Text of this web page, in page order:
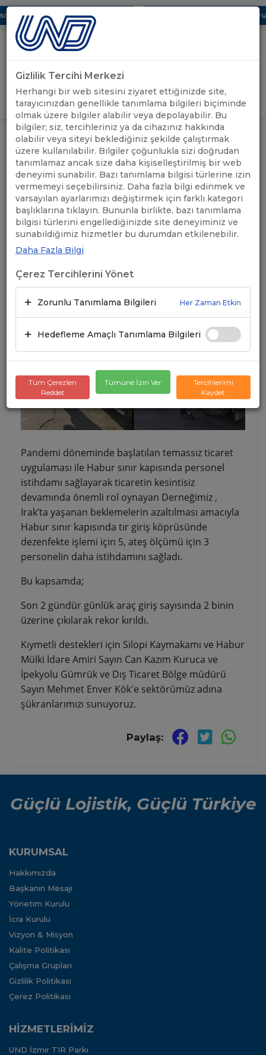
Dijital UBAK Bölümü Hakkında UND, Yunanistan Vize
Uluslararası Nakliyeciler Derneği
GİRİŞ YAP
ANASAYFA /
UND'DEN
HABERLER
/
DERNEĞİMİZ TARAFINDAN, HABUR
SINIR KAPISINDA YENİ PERSONEL
İSTİHDAMI SAĞLANDI
DERNEĞİMİZ TARAFINDAN,
HABUR SINIR KAPISINDA
YENİ PERSONEL İSTİHDAMI
SAĞLANDI
Pandemi döneminde başlatılan temassız ticaret
uygulaması ile Habur sınır kapısında personel
istihdamı sağlayarak ticaretin kesintisiz
devamında önemli rol oynayan Derneğimiz ,
Irak’ta yaşanan beklemelerin azaltılması amacıyla
Habur sınır kapısında tır giriş köprüsünde
dezenfekte işlemi için 5, ateş ölçümü için 3
personelin daha istihdamını sağladı.
Bu kapsamda;
Son 2 gündür günlük araç giriş sayısında 2 binin
üzerine çıkılarak rekor kırıldı.
Kıymetli destekleri için Silopi Kaymakamı ve Habur
Mülki İdare Amiri Sayın Can Kazım Kuruca ve
İpekyolu Gümrük ve Dış Ticaret Bölge müdürü
Sayın Mehmet Enver Kök'e sektörümüz adına
şükranlarımızı sunuyoruz.
Paylaş:
Güçlü Lojistik, Güçlü Türkiye
KURUMSAL
Hakkımızda
Başkanın Mesajı
Yönetim Kurulu
İcra Kurulu
Vizyon & Misyon
Kalite Politikası
Çalışma Grupları
Gizlilik Politikası
Çerez Politikası
HİZMETLERİMİZ
UND İzmir TIR Parkı
Gizlilik Tercihi Merkezi
Herhangi bir web sitesini ziyaret ettiğinizde site,
tarayıcınızdan genellikle tanımlama bilgileri biçiminde
olmak üzere bilgiler alabilir veya depolayabilir. Bu
bilgiler; siz, tercihleriniz ya da cihazınız hakkında
olabilir veya siteyi beklediğiniz şekilde çalıştırmak
üzere kullanılabilir. Bilgiler çoğunlukla sizi doğrudan
tanımlamaz ancak size daha kişiselleştirilmiş bir web
deneyimi sunabilir. Bazı tanımlama bilgisi türlerine izin
vermemeyi seçebilirsiniz. Daha fazla bilgi edinmek ve
varsayılan ayarlarımızı değiştirmek için farklı kategori
başlıklarına tıklayın. Bununla birlikte, bazı tanımlama
bilgisi türlerini engellediğinizde site deneyiminiz ve
sunabildiğimiz hizmetler bu durumdan etkilenebilir.
Daha Fazla Bilgi
Çerez Tercihlerini Yönet
Zorunlu Tanımlama Bilgileri Her Zaman Etkin
Hedefleme Amaçlı Tanımlama Bilgileri
Tüm Çerezleri
Reddet
Tümüne İzin Ver
Tercihlerimi
Kaydet